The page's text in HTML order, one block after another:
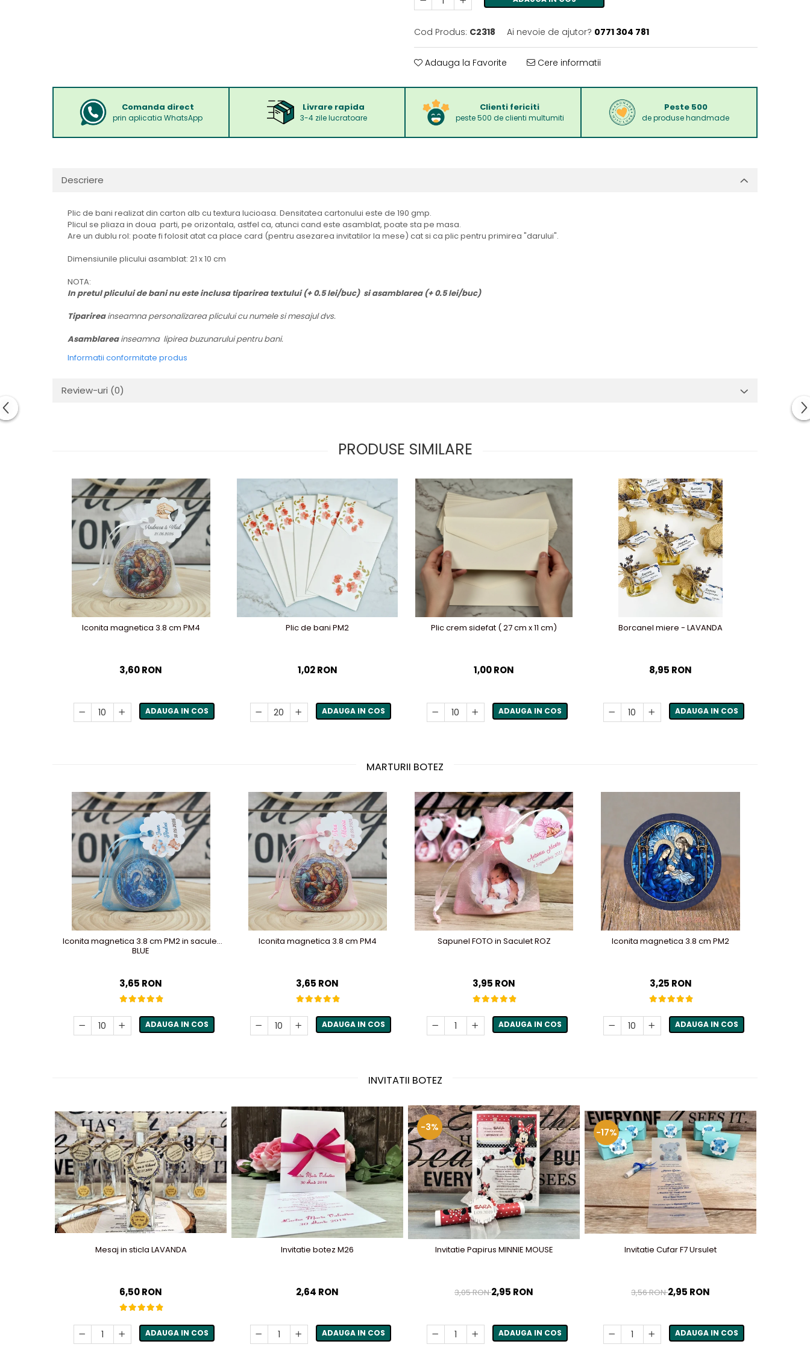
Cod Produs: C2318 Ai nevoie de ajutor? 0771 304 781
Adauga la Favorite Cere informatii
Comanda direct
prin aplicatia WhatsApp
Livrare rapida
3-4 zile lucratoare
Clienti fericiti
peste 500 de clienti multumiti
Peste 500
de produse handmade
Descriere
Plic de bani realizat din carton alb cu textura lucioasa. Densitatea cartonului este de 190 gmp.
Plicul se pliaza in doua parti, pe orizontala, astfel ca, atunci cand este asamblat, poate sta pe masa.
Are un dublu rol: poate fi folosit atat ca place card (pentru asezarea invitatilor la mese) cat si ca plic pentru primirea "darului".
Dimensiunile plicului asamblat: 21 x 10 cm
NOTA:
In pretul plicului de bani nu este inclusa tiparirea textului (+ 0.5 lei/buc) si asamblarea (+ 0.5 lei/buc)
Tiparireainseamnapersonalizarea plicului cu numele si mesajul dvs.
Asamblareainseamna lipirea buzunarului pentru bani.
Informatii conformitate produs
Review-uri (0)
PRODUSE SIMILARE
Iconita magnetica 3.8 cm PM4
3,60 RON
ADAUGA IN COS
Plic de bani PM2
1,02 RON
ADAUGA IN COS
Plic crem sidefat ( 27 cm x 11 cm)
1,00 RON
ADAUGA IN COS
Borcanel miere - LAVANDA
8,95 RON
ADAUGA IN COS
MARTURII BOTEZ
Iconita magnetica 3.8 cm PM2 in saculet
BLUE
3,65 RON
ADAUGA IN COS
Iconita magnetica 3.8 cm PM4
3,65 RON
ADAUGA IN COS
Sapunel FOTO in Saculet ROZ
3,95 RON
ADAUGA IN COS
Iconita magnetica 3.8 cm PM2
3,25 RON
ADAUGA IN COS
INVITATII BOTEZ
Mesaj in sticla LAVANDA
6,50 RON
ADAUGA IN COS
Invitatie botez M26
2,64 RON
ADAUGA IN COS
-3%
Invitatie Papirus MINNIE MOUSE
3,05 RON2,95 RON
ADAUGA IN COS
-17%
Invitatie Cufar F7 Ursulet
3,56 RON2,95 RON
ADAUGA IN COS